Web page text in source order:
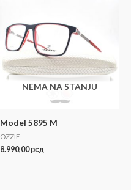
NEMA NA STANJU
Model 5895 M
OZZIE
8.990,00рсд